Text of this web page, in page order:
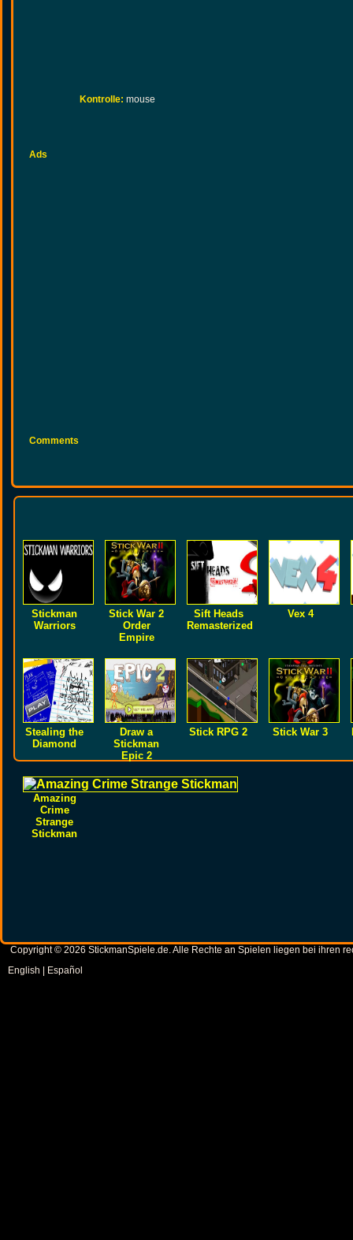
Kontrolle: mouse
Ads
Comments
Stickman
Warriors
Stick War 2
Order
Empire
Sift Heads
Remasterized
Vex 4
Stealing the
Diamond
Draw a
Stickman
Epic 2
Stick RPG 2 Stick War 3
Amazing
Crime
Strange
Stickman
Copyright © 2026 StickmanSpiele.de. Alle Rechte an Spielen liegen bei ihren
English
Español